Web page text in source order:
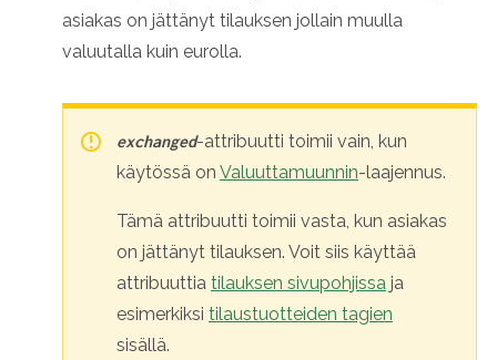
asiakas on jättänyt tilauksen jollain muulla
valuutalla kuin eurolla.
exchanged-attribuutti toimii vain, kun
käytössä on Valuuttamuunnin-laajennus.
Tämä attribuutti toimii vasta, kun asiakas
on jättänyt tilauksen. Voit siis käyttää
attribuuttia tilauksen sivupohjissa ja
esimerkiksi tilaustuotteiden tagien
sisällä.